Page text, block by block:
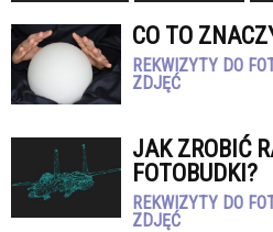
CO TO
REKWIZYTY DO
ZDJĘĆ
JAK ZROBIĆ
FOTOBUDKI?
REKWIZYTY DO
ZDJĘĆ